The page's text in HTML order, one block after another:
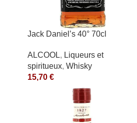
Jack Daniel’s 40° 70cl
ALCOOL, Liqueurs et
spiritueux, Whisky
15,70 €